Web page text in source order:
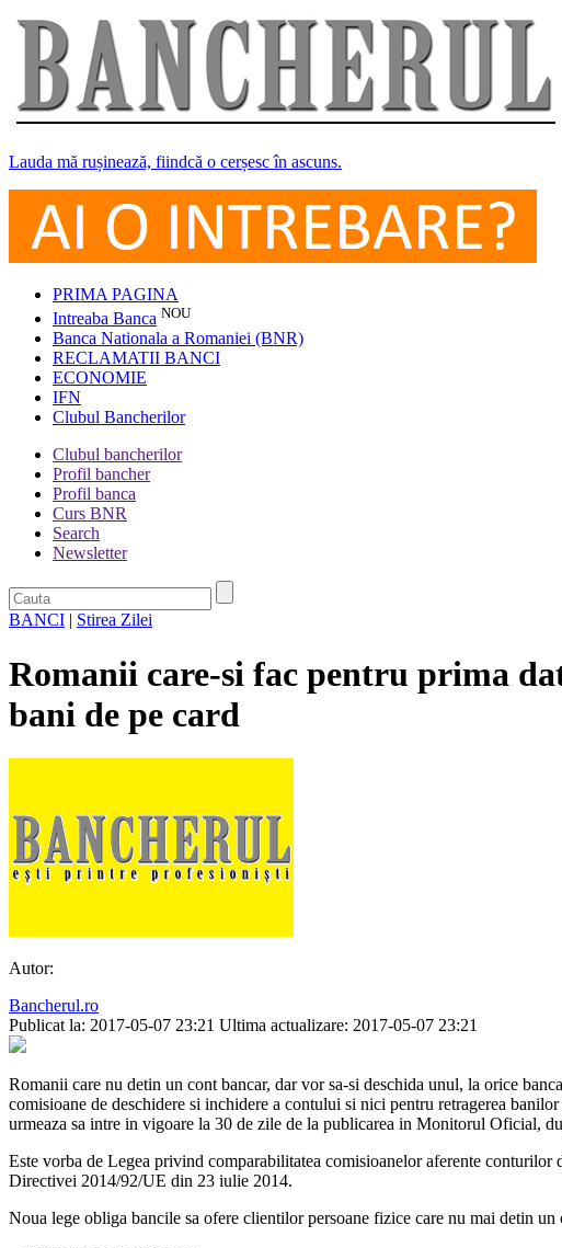
Lauda mă rușinează, fiindcă o cerșesc în ascuns.
PRIMA PAGINA
Intreaba Banca NOU
Banca Nationala a Romaniei (BNR)
RECLAMATII BANCI
ECONOMIE
IFN
Clubul Bancherilor
Clubul bancherilor
Profil bancher
Profil banca
Curs BNR
Search
Newsletter
BANCI | Stirea Zilei
Romanii care-si fac pentru prima
bani de pe card
Autor:
Bancherul.ro
Publicat la: 2017-05-07 23:21 Ultima actualizare: 2017-05-07 23:21
Romanii care nu detin un cont bancar, dar vor sa-si deschida unul, la orice
comisioane de deschidere si inchidere a contului si nici pentru retragerea
urmeaza sa intre in vigoare la 30 de zile de la publicarea in Monitorul Oficial,
Este vorba de Legea privind comparabilitatea comisioanelor aferente
Directivei 2014/92/UE din 23 iulie 2014.
Noua lege obliga bancile sa ofere clientilor persoane fizice care nu mai detin